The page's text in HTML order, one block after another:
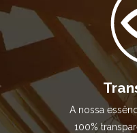
A nossa
100%